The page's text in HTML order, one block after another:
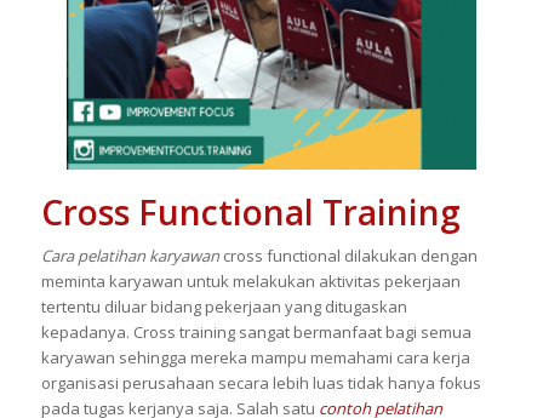
Cross Functional Training
Cara pelatihan karyawancross functional dilakukan dengan
meminta karyawan untuk melakukan aktivitas pekerjaan
tertentu diluar bidang pekerjaan yang ditugaskan
kepadanya. Cross training sangat bermanfaat bagi semua
karyawan sehingga mereka mampu memahami cara kerja
organisasi perusahaan secara lebih luas tidak hanya fokus
pada tugas kerjanya saja. Salah satu contoh pelatihan